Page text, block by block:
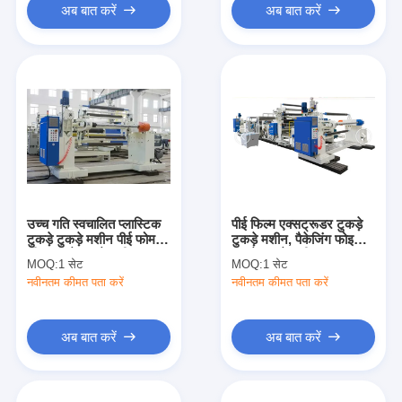
अब बात करें अब बात करें
उच्च गति स्वचालित प्लास्टिक
टुकड़े टुकड़े मशीन पीई फोम
शीट टुकड़े टुकड़े मशीन
MOQ:1 सेट
नवीनतम कीमत पता करें
अब बात करें
पीई फिल्म एक्सट्रूडर टुकड़े
टुकड़े मशीन, पैकेजिंग फोइल
टुकड़े टुकड़े मशीन
MOQ:1 सेट
नवीनतम कीमत पता करें
अब बात करें